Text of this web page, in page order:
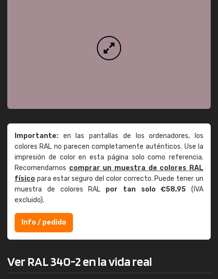
Importante: en las pantallas de los ordenadores, los
colores RAL no parecen completamente auténticos. Use la
impresión de color en esta página solo como referencia.
Recomendamos comprar un muestra de colores RAL
físico para estar seguro del color correcto. Puede tener un
muestra de colores RAL por tan solo €58,95 (IVA
excluido).
Info / pedido
Ver RAL 340-2 en la vida real